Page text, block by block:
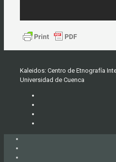
Kaleidos: Centro de Etnografía
Universidad de Cuenca